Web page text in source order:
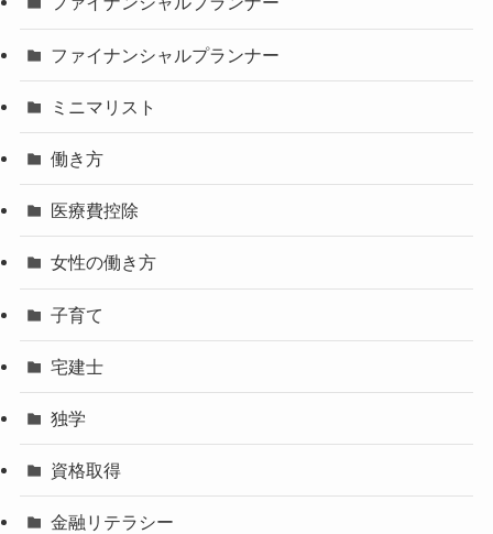
ファイナンシャルプランナー
ミニマリスト
働き方
医療費控除
女性の働き方
子育て
宅建士
独学
資格取得
金融リテラシー